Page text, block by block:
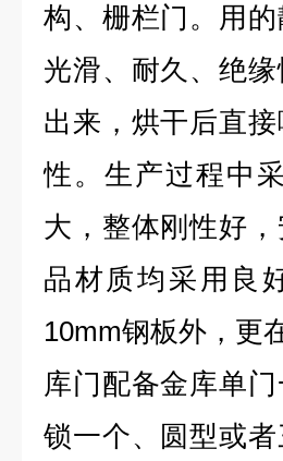
构、栅栏门。用
光滑、耐久、绝
出来，烘干后直
性。生产过程中
大，整体刚性好
品材质均采用良
10mm钢板外，更
库门配备金库单
锁一个、圆型或